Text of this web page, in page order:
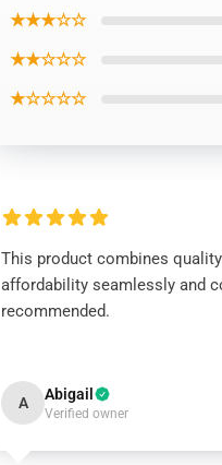
★★★☆☆
★★☆☆☆
★☆☆☆☆
This product combines quality
affordability seamlessly and
recommended.
A Abigail
Verified owner